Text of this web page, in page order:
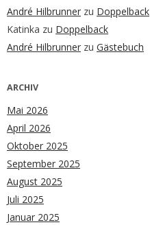
André Hilbrunner zu Doppelback
Katinka zu Doppelback
André Hilbrunner zu Gästebuch
ARCHIV
Mai 2026
April 2026
Oktober 2025
September 2025
August 2025
Juli 2025
Januar 2025